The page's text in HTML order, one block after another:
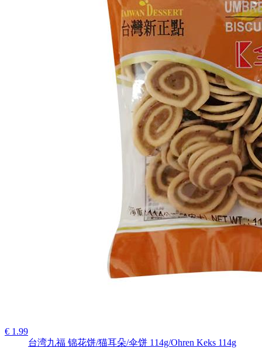
€ 1.99
台湾九福 锦花饼/猫耳朵/伞饼 114g/Ohren Keks 114g